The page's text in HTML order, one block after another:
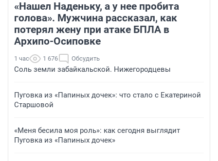
«Нашел Наденьку, а у нее пробита
голова». Мужчина рассказал, как
потерял жену при атаке БПЛА в
Архипо-Осиповке
1 час 1 676 Обсудить
Соль земли забайкальской. Нижегородцевы
Пуговка из «Папиных дочек»: что стало с Екатериной
Старшовой
«Меня бесила моя роль»: как сегодня выглядит
Пуговка из «Папиных дочек»